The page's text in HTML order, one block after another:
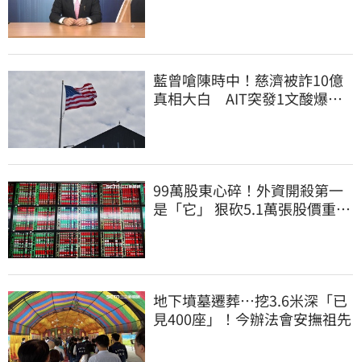
藍曾嗆陳時中！慈濟被詐10億
真相大白 AIT突發1文酸爆…
99萬股東心碎！外資開殺第一
是「它」 狠砍5.1萬張股價重挫
地下墳墓遷葬…挖3.6米深「已
見400座」！今辦法會安撫祖先